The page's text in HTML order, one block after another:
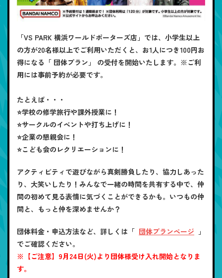
「VS PARK 横浜ワールドポーターズ店」では、小学生以上
の方が20名様以上でご利用いただくと、お1人につき100円お
得になる「 団体プラン 」 の受付を開始いたします。※ご利
用には事前予約が必要です。
たとえば・・・
⭐学校の修学旅行や課外授業に！
⭐サークルのイベントや打ち上げに！
⭐企業の懇親会に！
⭐こども会のレクリエーションに！
アクティビティで遊びながら真剣勝負したり、協力しあった
り、大笑いしたり！みんなで一緒の時間を共有する中で、仲
間の初めて見る表情に気づくことができるかも。いつもの仲
間と、もっと仲を深めませんか？
団体料金・申込方法など、詳しくは「 団体プランページ
」
でご確認ください。
※【ご注意】9月24日(火)より団体様受け入れ開始となりま
す。